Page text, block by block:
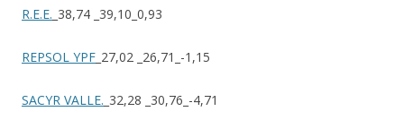
R.E.E. _38,74 _39,10_0,93
REPSOL YPF _27,02 _26,71_-1,15
SACYR VALLE. _32,28 _30,76_-4,71